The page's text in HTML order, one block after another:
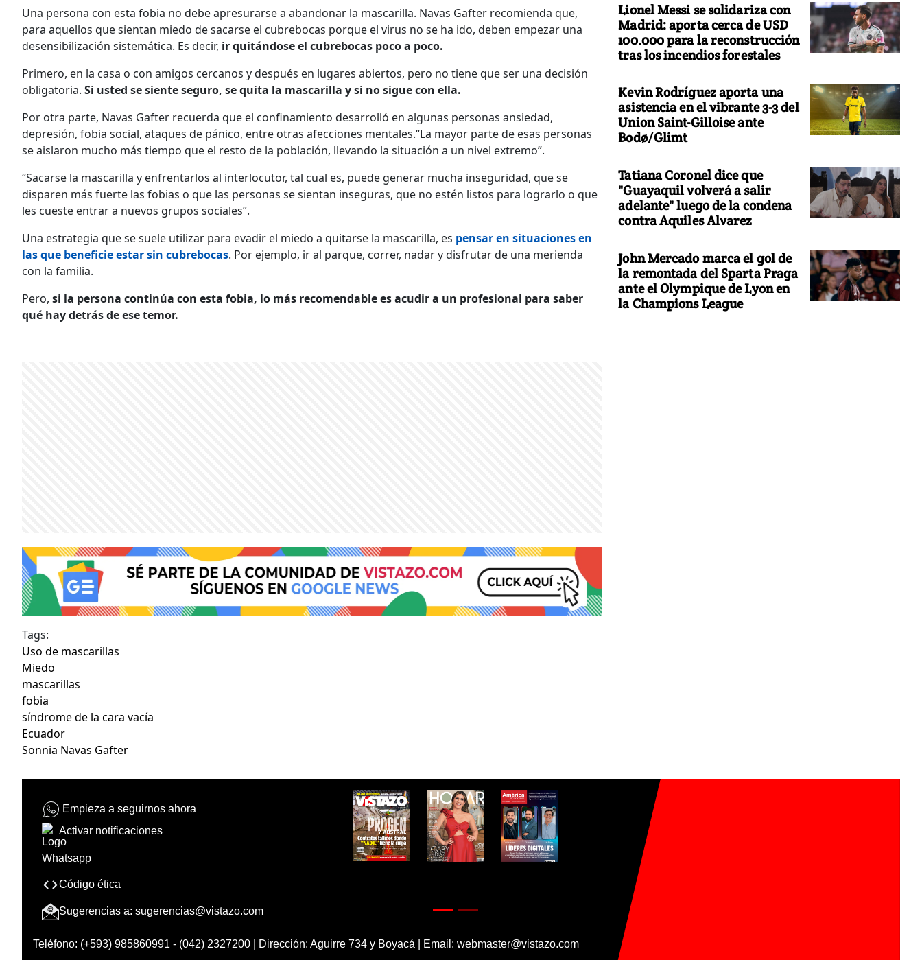
Una persona con esta fobia no debe apresurarse a abandonar la mascarilla. Navas Gafter recomienda que,
para aquellos que sientan miedo de sacarse el cubrebocas porque el virus no se ha ido, deben empezar una
desensibilización sistemática. Es decir, ir quitándose el cubrebocas poco a poco.
Primero, en la casa o con amigos cercanos y después en lugares abiertos, pero no tiene que ser una decisión
obligatoria. Si usted se siente seguro, se quita la mascarilla y si no sigue con ella.
Por otra parte, Navas Gafter recuerda que el confinamiento desarrolló en algunas personas ansiedad,
depresión, fobia social, ataques de pánico, entre otras afecciones mentales.“La mayor parte de esas personas
se aislaron mucho más tiempo que el resto de la población, llevando la situación a un nivel extremo”.
“Sacarse la mascarilla y enfrentarlos al interlocutor, tal cual es, puede generar mucha inseguridad, que se
disparen más fuerte las fobias o que las personas se sientan inseguras, que no estén listos para lograrlo o que
les cueste entrar a nuevos grupos sociales”.
Una estrategia que se suele utilizar para evadir el miedo a quitarse la mascarilla, es pensar en situaciones en
las que beneficie estar sin cubrebocas. Por ejemplo, ir al parque, correr, nadar y disfrutar de una merienda
con la familia.
Pero, si la persona continúa con esta fobia, lo más recomendable es acudir a un profesional para saber
qué hay detrás de ese temor.
Tags:
Uso de mascarillas
Miedo
mascarillas
fobia
síndrome de la cara vacía
Ecuador
Sonnia Navas Gafter
Lionel Messi se solidariza con
Madrid: aporta cerca de USD
100.000 para la reconstrucción
tras los incendios forestales
Kevin Rodríguez aporta una
asistencia en el vibrante 3-3 del
Union Saint-Gilloise ante
Bodø/Glimt
Tatiana Coronel dice que
"Guayaquil volverá a salir
adelante" luego de la condena
contra Aquiles Alvarez
John Mercado marca el gol de
la remontada del Sparta Praga
ante el Olympique de Lyon en
la Champions League
Empieza a seguirnos ahora
Activar notificaciones
Código ética
Sugerencias a: sugerencias@vistazo.com
Teléfono: (+593) 985860991 - (042) 2327200 | Dirección: Aguirre 734 y Boyacá | Email: webmaster@vistazo.com